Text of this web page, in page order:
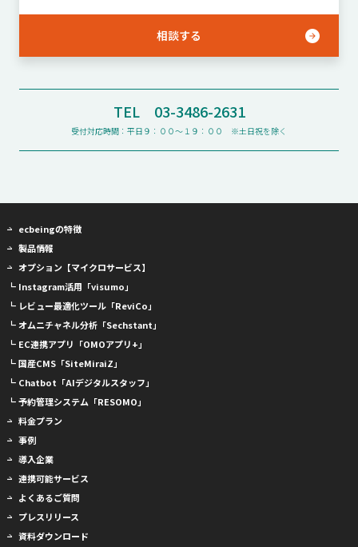
相談する
TEL 03-3486-2631
受付対応時間：平日９：００〜１９：００ ※土日祝を除く
ecbeingの特徴
製品情報
オプション【マイクロサービス】
┗ Instagram活用「visumo」
┗ レビュー最適化ツール「ReviCo」
┗ オムニチャネル分析「Sechstant」
┗ EC連携アプリ「OMOアプリ+」
┗ 国産CMS「SiteMiraiZ」
┗ Chatbot「AIデジタルスタッフ」
┗ 予約管理システム「RESOMO」
料金プラン
事例
導入企業
連携可能サービス
よくあるご質問
プレスリリース
資料ダウンロード